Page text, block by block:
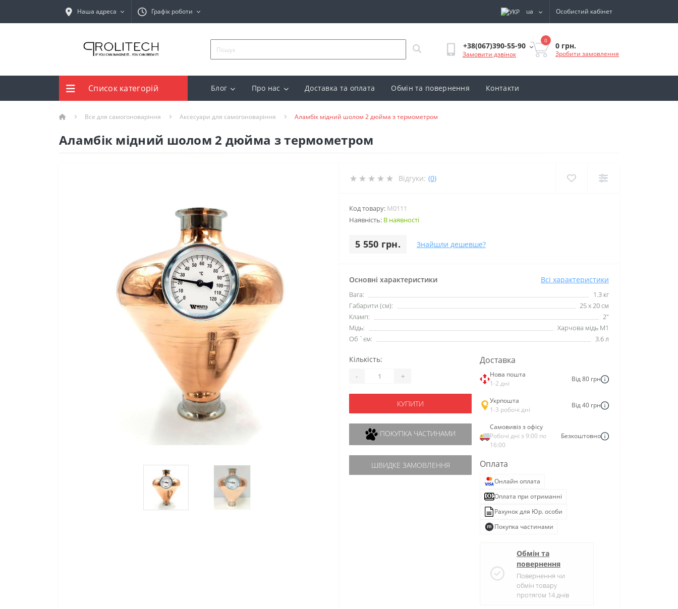
Наша адреса Графік роботи ua Особистий кабінет
+38(067)390-55-90
Замовити дзвінок
0
0 грн.
Зробити замовлення
Список категорій Блог Про нас Доставка та оплата Обмін та повернення Контакти
Все для самогоноваріння Аксесуари для самогоноваріння Аламбік мідний шолом 2 дюйма з термометром
Аламбік мідний шолом 2 дюйма з термометром
Відгуки: (0)
Код товару: M0111
Наявність: В наявності
5 550 грн. Знайшли дешевше?
Основні характеристики Всі характеристики
Вага:
1.3 кг
Габарити (см):
25 x 20 см
Кламп:
2"
Мідь:
Харчова мідь М1
Об `єм:
3.6 л
Кількість:
- +
КУПИТИ
ПОКУПКА ЧАСТИНАМИ
ШВИДКЕ ЗАМОВЛЕННЯ
Доставка
Нова пошта
1-2 дні
Від 80 грн
Укрпошта
1-3 робочі дні
Від 40 грн
Самовивіз з офісу
Робочі дні з 9:00 по
16:00
Безкоштовно
Оплата
Онлайн оплата
Оплата при отриманні
Рахунок для Юр. особи
Покупка частинами
Обмін та
повернення
Повернення чи
обмін товару
протягом 14 днів